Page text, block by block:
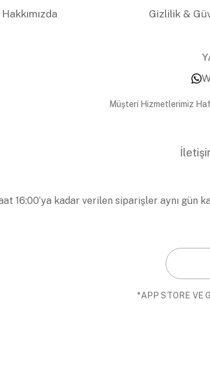
Hakkımızda Gizlilik &
Müşteri Hizmetlerimiz
16:00’ya kadar verilen siparişler aynı
*APP STORE VE